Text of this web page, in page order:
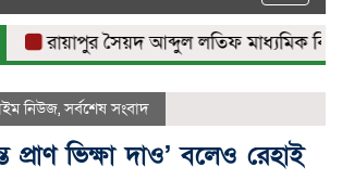
রায়াপুর সৈয়দ আব্দুল লতিফ মাধ্যমিক
নিউজ,সর্বশেষ সংবাদ
প্রাণ ভিক্ষা দাও’ বলেও রেহাই